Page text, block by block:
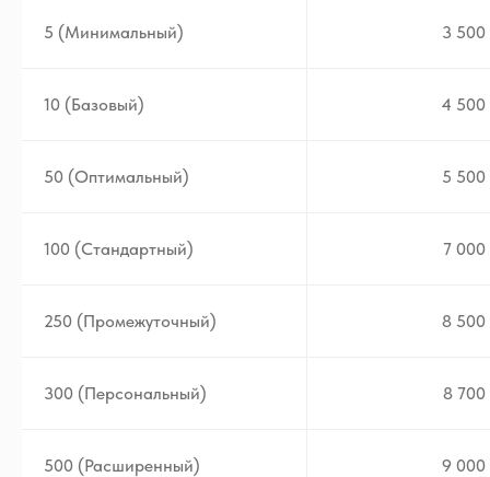
5 (Минимальный) 3 500
10 (Базовый) 4 500
50 (Оптимальный) 5 500
100 (Стандартный) 7 000
250 (Промежуточный) 8 500
300 (Персональный) 8 700
500 (Расширенный) 9 000